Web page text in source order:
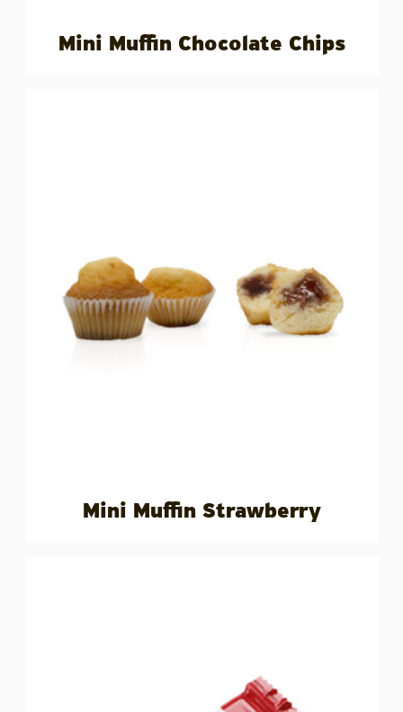
Mini Muffin Chocolate Chips
Mini Muffin Strawberry